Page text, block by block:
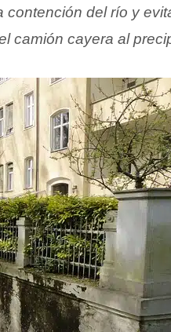
del río y
camión cayera al